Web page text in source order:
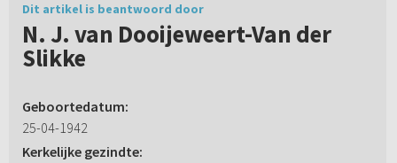
Dit artikel is beantwoord door
N. J. van Dooijeweert-Van der
Slikke
Geboortedatum:
25-04-1942
Kerkelijke gezindte: